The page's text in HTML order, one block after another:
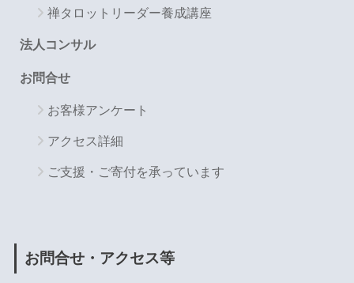
禅タロットリーダー養成講座
法人コンサル
お問合せ
お客様アンケート
アクセス詳細
ご支援・ご寄付を承っています
お問合せ・アクセス等